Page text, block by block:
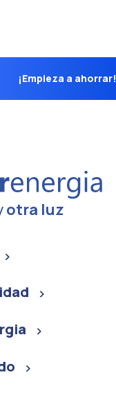
¡Empieza a ahorrar!
otra luz